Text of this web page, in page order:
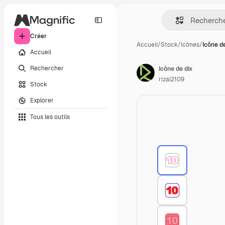
Créer
Accueil
Rechercher
Stock
Explorer
Tous les outils
Accueil/Stock/Icônes/Icône
Icône de dix
rizal2109